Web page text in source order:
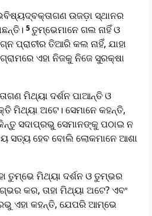
ଉଜଡ଼ା ସ୍ଥାନର
5ତୁମ୍ଭେମାନେ ଗଲ ନାହିଁ ଓ
ପ୍ରାଚୀର ତିଆରି କଲ ନାହିଁ, ଯାହା
ଏହା ନିଜକୁ ନିଜେ ସୁରକ୍ଷା
ମିଥ୍ୟା ଦର୍ଶନ ପାଆନ୍ତି ଓ
ମିଥ୍ୟା ଅଟେ। ସେମାନେ କହନ୍ତି,
ସଦାପ୍ରଭୁ ସେମାନଙ୍କୁ ପଠାଇ ନ
ସତ୍ୟ ହେବ ବୋଲି ଲୋକମାନେ ଆଶା
ତୁମ୍ଭେ ମିଥ୍ୟା ଦର୍ଶନ ଓ ତୁମ୍ଭର
କର, ତାହା ମିଥ୍ୟା ଅଟେ? ଏବଂ
ଏହା କହନ୍ତି, ଯେପରି ଆମ୍ଭେ